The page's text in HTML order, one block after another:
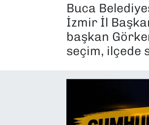
Buca
İzmir İl
başkan
seçim, ilçede
MAGAZİN
Haber Arşivi